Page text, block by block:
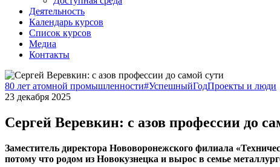
Деятельность
Календарь курсов
Список курсов
Медиа
Контакты
80 лет атомной промышленности#УспешныйГодПроекты и люди
23 декабря 2025
Сергей Веревкин: с азов профессии до
Заместитель директора Нововоронежского филиала
потому что родом из Новокузнецка и вырос в семье